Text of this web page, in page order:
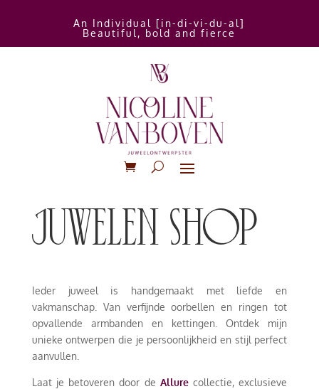
An Individual [in-di-vi-du-al]
Beautiful, bold and fierce
juwelen shop
Ieder juweel is handgemaakt met liefde en
vakmanschap. Van verfijnde oorbellen en ringen tot
opvallende armbanden en kettingen. Ontdek mijn
unieke ontwerpen die je persoonlijkheid en stijl perfect
aanvullen.
Laat je betoveren door de Allurecollectie, exclusieve